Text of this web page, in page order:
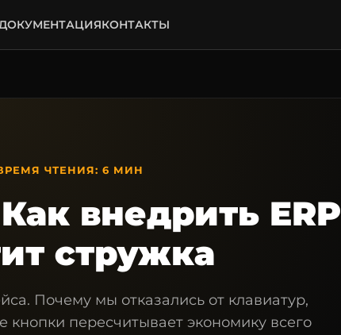
КОНТАКТЫ
ЧТЕНИЯ: 6 МИН
внедрить ERP
стружка
Почему мы отказались от клавиатур,
пересчитывает экономику всего